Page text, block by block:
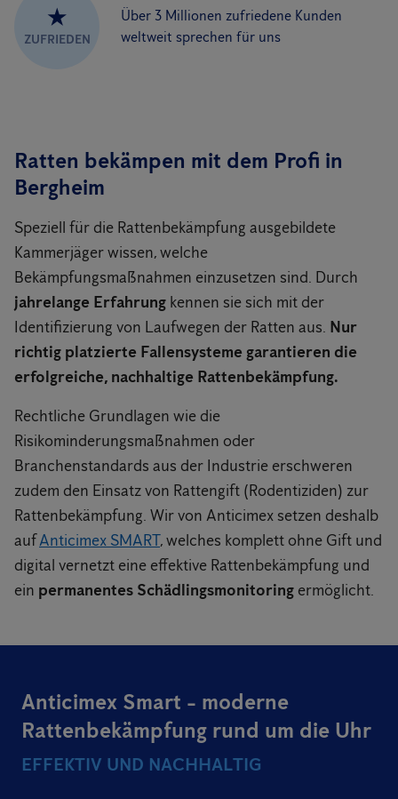
★
ZUFRIEDEN
Über 3 Millionen zufriedene Kunden
weltweit sprechen für uns
Ratten bekämpen mit dem Profi in
Bergheim
Speziell für die Rattenbekämpfung ausgebildete
Kammerjäger wissen, welche
Bekämpfungsmaßnahmen einzusetzen sind. Durch
jahrelange Erfahrung kennen sie sich mit der
Identifizierung von Laufwegen der Ratten aus. Nur
richtig platzierte Fallensysteme garantieren die
erfolgreiche, nachhaltige Rattenbekämpfung.
Rechtliche Grundlagen wie die
Risikominderungsmaßnahmen oder
Branchenstandards aus der Industrie erschweren
zudem den Einsatz von Rattengift (Rodentiziden) zur
Rattenbekämpfung. Wir von Anticimex setzen deshalb
aufAnticimex SMART, welches komplett ohne Gift und
digital vernetzt eine effektive Rattenbekämpfung und
ein permanentes Schädlingsmonitoring ermöglicht.
Anticimex Smart - moderne
Rattenbekämpfung rund um die Uhr
EFFEKTIV UND NACHHALTIG